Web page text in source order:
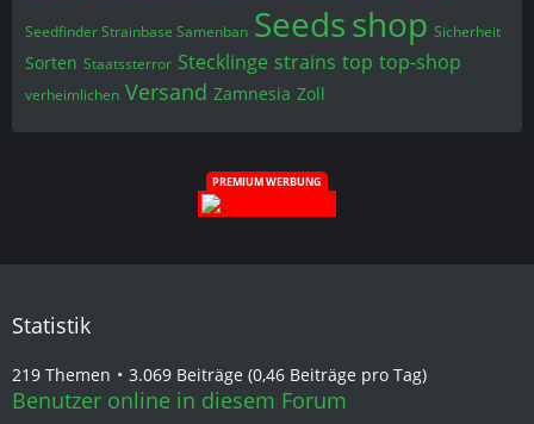
Seedfinder Strainbase Samenban Seedsshop Sicherheit
Sorten Staatssterror Stecklinge strains top top-shop
verheimlichen Versand Zamnesia Zoll
PREMIUM WERBUNG
Statistik
219 Themen 3.069 Beiträge (0,46 Beiträge pro Tag)
Benutzer online in diesem Forum